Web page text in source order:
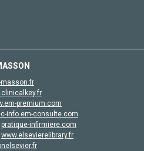
premium.com
info.em-consulte.com
pratique-infirmiere.com
www.elsevierelibrary.fr